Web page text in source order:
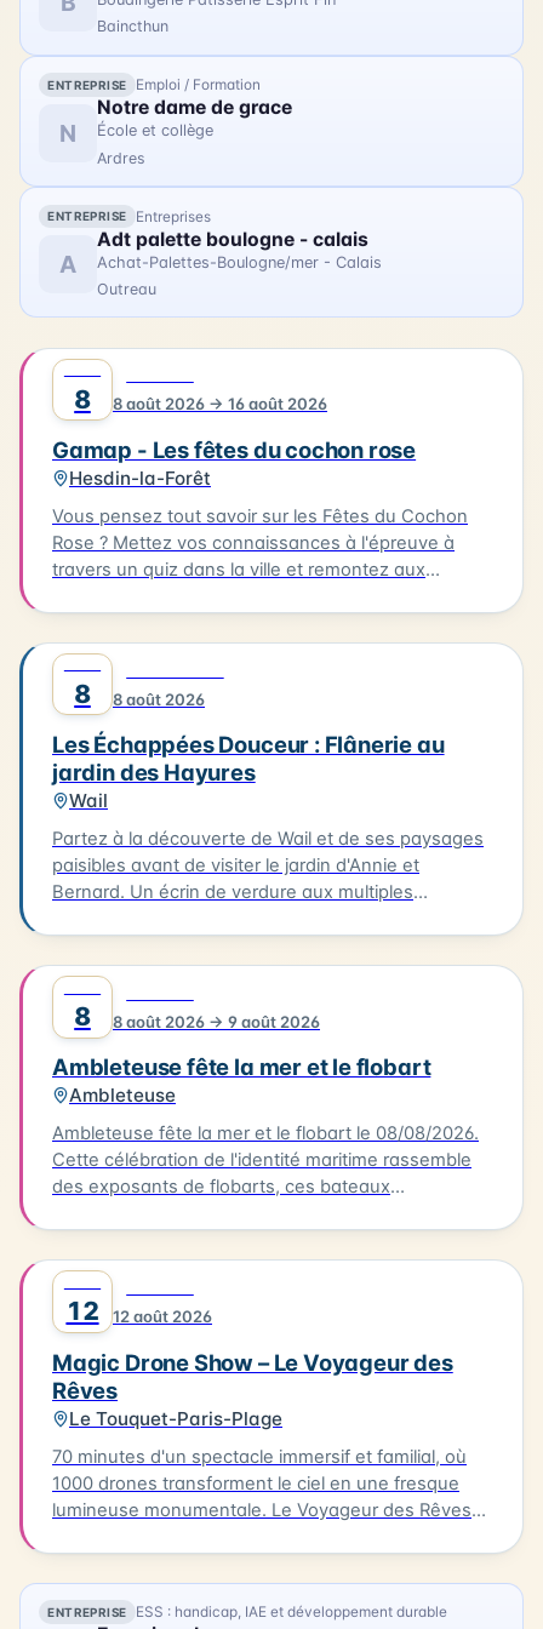
avec des photographies contemporaines réalisées
lors de la restauration du trois-mâts Duchesse
Baincthun
ENTREPRISE Emploi / Formation
N
Notre dame de grace
École et collège
Ardres
ENTREPRISE Entreprises
A
Adt palette boulogne - calais
Achat-Palettes-Boulogne/mer - Calais
Outreau
8 8 août 2026 → 16 août 2026
Gamap - Les fêtes du cochon rose
Hesdin-la-Forêt
Vous pensez tout savoir sur les Fêtes du Cochon
Rose ? Mettez vos connaissances à l'épreuve à
travers un quiz dans la ville et remontez aux
Tourisme. Il vous faudra parcourir environ 2km en 1
heure pour découvrir les secrets de cette fête
emblématique. Départ de l'Office de Tourisme, prêt
à découvrir les secrets de Hesdin !
8 8 août 2026
Les Échappées Douceur : Flânerie au
jardin des Hayures
Wail
Partez à la découverte de Wail et de ses paysages
paisibles avant de visiter le jardin d'Annie et
Bernard. Un écrin de verdure aux multiples
Wail (2 rue de la Mairie). Tarifs : 11 € / gratuit enfants
- 10 ans.
8 8 août 2026 → 9 août 2026
Ambleteuse fête la mer et le flobart
Ambleteuse
Ambleteuse fête la mer et le flobart le 08/08/2026.
Cette célébration de l'identité maritime rassemble
des exposants de flobarts, ces bateaux
publics. Vous pourrez également déguster des plats
à base de produits de la mer, préparés par des
restaurateurs locaux. L'événement se déroule à
12 12 août 2026
Magic Drone Show – Le Voyageur des
Rêves
Le Touquet-Paris-Plage
70 minutes d'un spectacle immersif et familial, où
1000 drones transforment le ciel en une fresque
lumineuse monumentale. Le Voyageur des Rêves
émotion collective. Inspiré de l'univers du Marchand
de sable, il propose un voyage poétique à travers
ENTREPRISE ESS : handicap, IAE et développement durable